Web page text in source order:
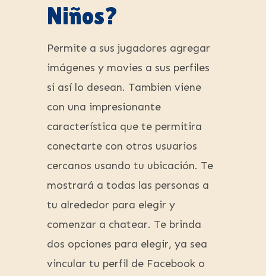
Niños?
Permite a sus jugadores agregar
imágenes y movies a sus perfiles
si así lo desean. Tambien viene
con una impresionante
característica que te permitira
conectarte con otros usuarios
cercanos usando tu ubicación. Te
mostrará a todas las personas a
tu alrededor para elegir y
comenzar a chatear. Te brinda
dos opciones para elegir, ya sea
vincular tu perfil de Facebook o